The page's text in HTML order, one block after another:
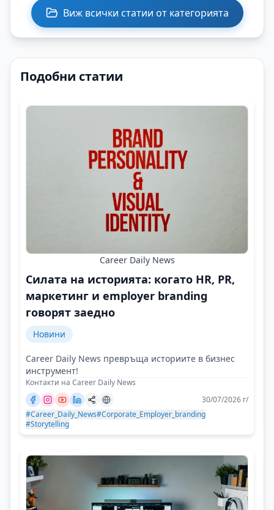
Виж всички статии от категорията
Подобни статии
Career Daily News
Силата на историята: когато HR, PR,
маркетинг и employer branding
говорят заедно
Новини
Career Daily News превръща историите в бизнес
инструмент!
Контакти на Career Daily News
30/07/2026 г/
#Career_Daily_News#Corporate_Employer_branding
#Storytelling